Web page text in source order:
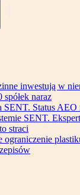
inwestują w
naraz
SENT. Status
SENT.
straci
ograniczenie